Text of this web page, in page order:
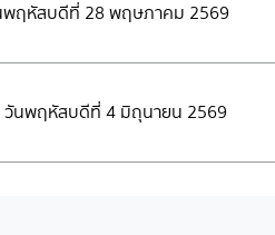
พฤหัสบดีที่ 28 พฤษภาคม 2569
วันพฤหัสบดีที่ 4 มิถุนายน 2569